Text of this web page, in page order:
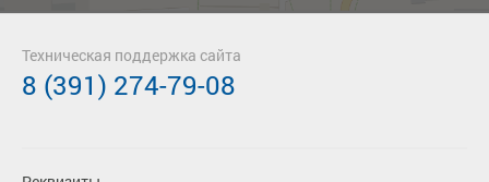
Техническая поддержка сайта
8 (391) 274-79-08